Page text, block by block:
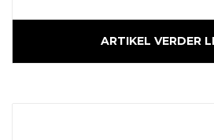
ARTIKEL VERDER